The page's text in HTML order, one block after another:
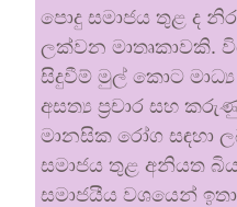
පොදු සමාජය තුළ ද
ලක්වන මාතෘකාවකි.
සිදුවීම් මුල් කොට
අසත්‍ය ප්‍රචාර සහ
මානසික රෝග සඳහා
සමාජය තුළ අනියත
සමාජයීය වශයෙන්